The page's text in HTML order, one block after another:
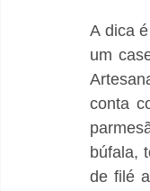
A dica
um
conta
búfala,
de filé